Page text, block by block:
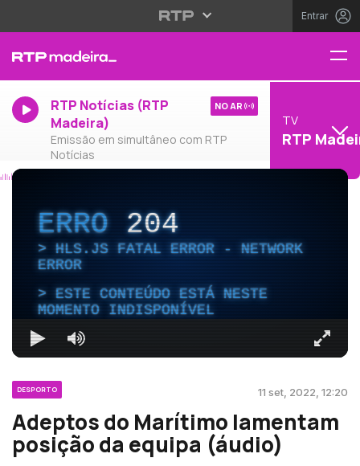
Entrar
RTP Notícias (RTP
Madeira)
Emissão em simultâneo com RTP
Notícias
NO AR
TV
RTP
ERRO204
HLS.JS FATAL ERROR - NETWORK
ERROR
ESTE CONTEÚDO ESTÁ NESTE
MOMENTO INDISPONÍVEL
DESPORTO 11 set, 2022, 12:20
Adeptos do Marítimo lamentam
posição da equipa (áudio)